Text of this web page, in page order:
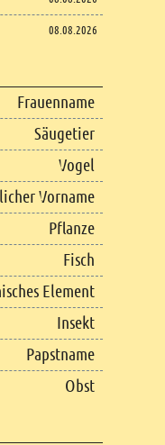
08.08.2026
Frauenname
Säugetier
Vogel
Vorname
Pflanze
Fisch
Element
Insekt
Papstname
Obst